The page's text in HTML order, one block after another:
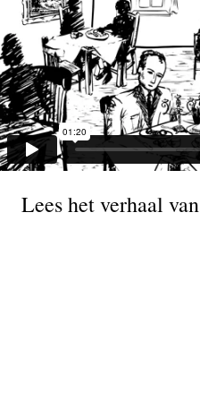
Lees het verhaal van